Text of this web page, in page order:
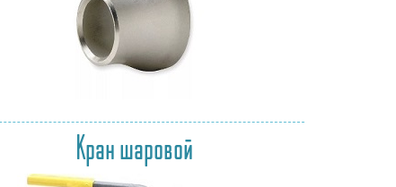
Кран шаровой